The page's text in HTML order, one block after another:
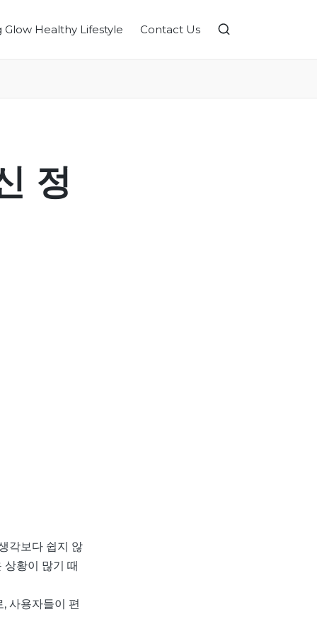
Glow Healthy Lifestyle Contact Us
정
각보다 쉽지 않
상황이 많기 때
사용자들이 편